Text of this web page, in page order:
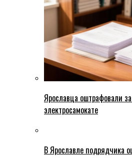
Ярославца оштрафовали
электросамокате
В Ярославле подрядчика